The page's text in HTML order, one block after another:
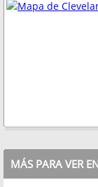
MÁS PARA VER